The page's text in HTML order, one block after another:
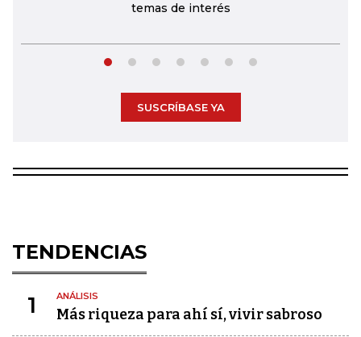
temas de interés
SUSCRÍBASE YA
TENDENCIAS
1 ANÁLISIS
Más riqueza para ahí sí, vivir sabroso